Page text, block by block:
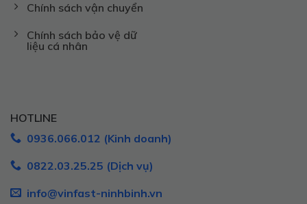
Chính sách vận chuyển
Chính sách bảo vệ dữ
liệu cá nhân
HOTLINE
0936.066.012 (Kinh doanh)
0822.03.25.25 (Dịch vụ)
info@vinfast-ninhbinh.vn